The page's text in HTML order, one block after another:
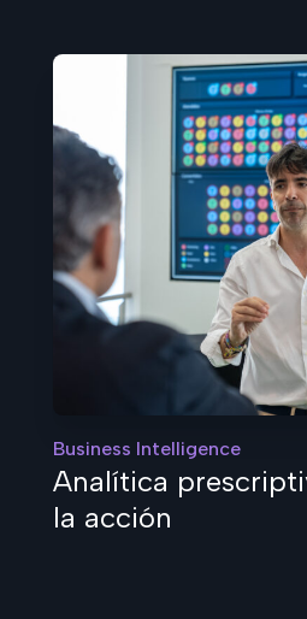
Business Intelligence
Analítica
la acción